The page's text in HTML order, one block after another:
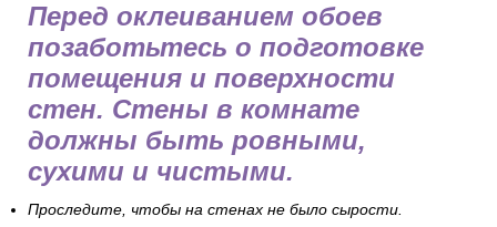
Перед оклеиванием обоев
позаботьтесь о подготовке
помещения и поверхности
стен. Стены в комнате
должны быть ровными,
сухими и чистыми.
Проследите, чтобы на стенах не было сырости.